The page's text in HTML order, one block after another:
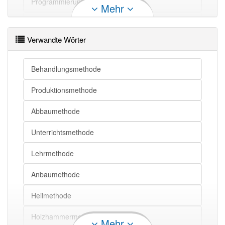
Methode
Format
Methode
Ansatz
Methode
Methode
Handhabe
Methode
Maßnahme
Methode
Methode
Methode openthesaurus
Abfolge
Software
Erstellung
Mehr
Verwandte Wörter
Behandlungsmethode
Produktionsmethode
Abbaumethode
Unterrichtsmethode
Lehrmethode
Anbaumethode
Heilmethode
Holzhammermethode